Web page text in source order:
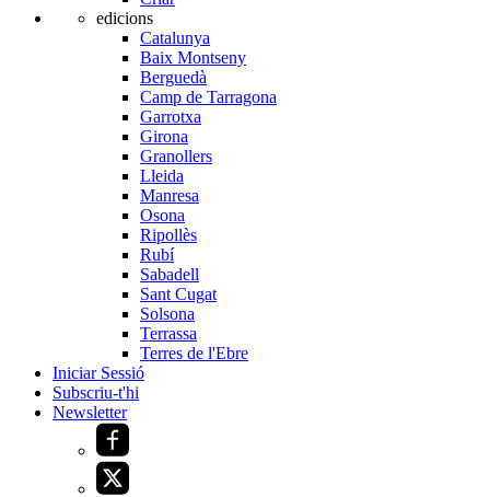
edicions
Catalunya
Baix Montseny
Berguedà
Camp de Tarragona
Garrotxa
Girona
Granollers
Lleida
Manresa
Osona
Ripollès
Rubí
Sabadell
Sant Cugat
Solsona
Terrassa
Terres de l'Ebre
Iniciar Sessió
Subscriu-t'hi
Newsletter